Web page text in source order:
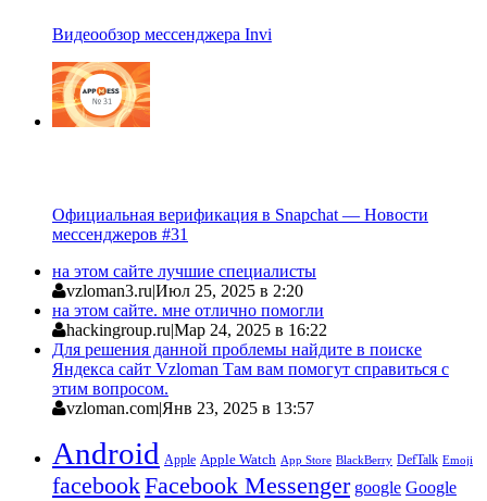
Видеообзор мессенджера Invi
Официальная верификация в Snapchat — Новости
мессенджеров #31
на этом сайте лучшие специалисты
vzloman3.ru|Июл 25, 2025 в 2:20
на этом сайте. мне отлично помогли
hackingroup.ru|Мар 24, 2025 в 16:22
Для решения данной проблемы найдите в поиске
Яндекса сайт Vzloman Там вам помогут справиться с
этим вопросом.
vzloman.com|Янв 23, 2025 в 13:57
Android Apple Apple Watch App Store BlackBerry DefTalk Emoji
facebookFacebook Messenger google Google